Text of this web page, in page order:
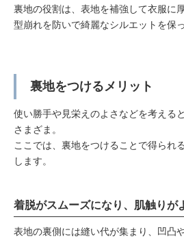
裏地の役割は、表地を補強して衣服に
型崩れを防いで綺麗なシルエットを保
裏地をつけるメリット
使い勝手や見栄えのよさなどを考える
さまざま。
ここでは、裏地をつけることで得られ
します。
着脱がスムーズになり、肌触りが
表地の裏側には縫い代が集まり、凹凸